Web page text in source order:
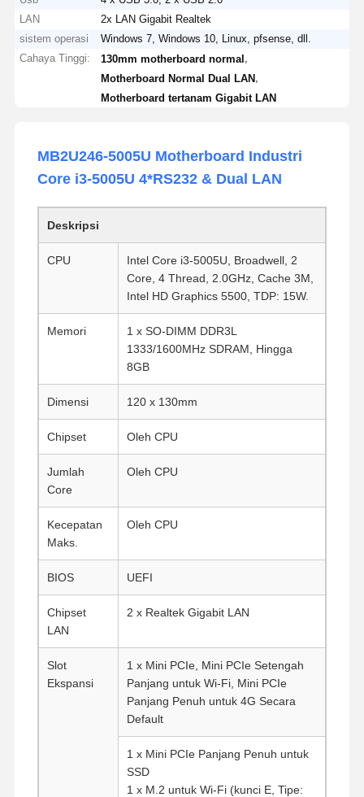
LAN
2x LAN Gigabit Realtek
sistem operasi
Windows 7, Windows 10, Linux, pfsense, dll.
Cahaya Tinggi:
130mm motherboard normal
Motherboard Normal Dual LAN
Motherboard tertanam Gigabit LAN
MB2U246-5005U Motherboard Industri
Core i3-5005U 4*RS232 & Dual LAN
Deskripsi
CPU
Intel Core i3-5005U, Broadwell, 2
Core, 4 Thread, 2.0GHz, Cache 3M,
Intel HD Graphics 5500, TDP: 15W.
Memori
1 x SO-DIMM DDR3L
1333/1600MHz SDRAM, Hingga
8GB
Dimensi 120 x 130mm
Chipset Oleh CPU
Jumlah
Core
Oleh CPU
Kecepatan
Maks.
Oleh CPU
BIOS UEFI
Chipset
LAN
2 x Realtek Gigabit LAN
Slot
Ekspansi
1 x Mini PCIe, Mini PCIe Setengah
Panjang untuk Wi-Fi, Mini PCIe
Panjang Penuh untuk 4G Secara
Default
1 x Mini PCIe Panjang Penuh untuk
SSD
1 x M.2 untuk Wi-Fi (kunci E, Tipe: